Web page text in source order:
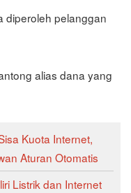
diperoleh pelanggan
alias dana yang
Kuota Internet,
Aturan Otomatis
Listrik dan Internet